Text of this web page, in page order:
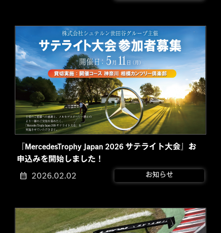
『MercedesTrophy Japan 2026 サテライト大会』お
申込みを開始しました！
2026.02.02 お知らせ